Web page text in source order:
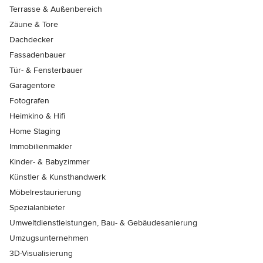
Terrasse & Außenbereich
Zäune & Tore
Dachdecker
Fassadenbauer
Tür- & Fensterbauer
Garagentore
Fotografen
Heimkino & Hifi
Home Staging
Immobilienmakler
Kinder- & Babyzimmer
Künstler & Kunsthandwerk
Möbelrestaurierung
Spezialanbieter
Umweltdienstleistungen, Bau- & Gebäudesanierung
Umzugsunternehmen
3D-Visualisierung